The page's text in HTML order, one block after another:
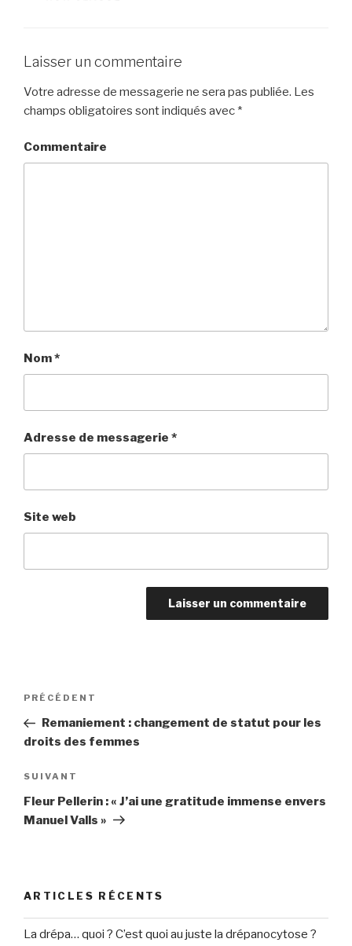
Laisser un commentaire
Votre adresse de messagerie ne sera pas publiée. Les
champs obligatoires sont indiqués avec *
Commentaire
Nom*
Adresse de messagerie *
Site web
Navigation
l’article
Article
précédent
PRÉCÉDENT
Remaniement : changement de statut pour les
droits des femmes
Article
suivant
SUIVANT
Fleur Pellerin : « J’ai une gratitude immense envers
Manuel Valls »
ARTICLES RÉCENTS
La drépa… quoi ? C’est quoi au juste la drépanocytose ?